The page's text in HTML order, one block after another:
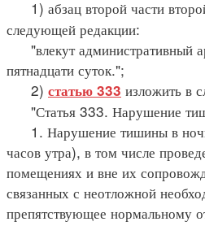
1) абзац второй части
следующей редакции:
"влекут административный
пятнадцати суток.";
2) статью 333 изложить в
"Статья 333. Нарушение
1. Нарушение тишины в
часов утра), в том числе
помещениях и вне их
связанных с неотложной
препятствующее нормальному